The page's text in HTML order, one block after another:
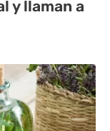
y llaman a